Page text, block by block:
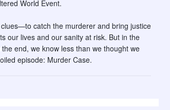
World Event.
catch the murderer and bring justice
our lives and our sanity at risk. But in the
end, we know less than we thought we
episode: Murder Case.